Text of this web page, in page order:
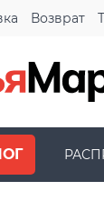
Возврат